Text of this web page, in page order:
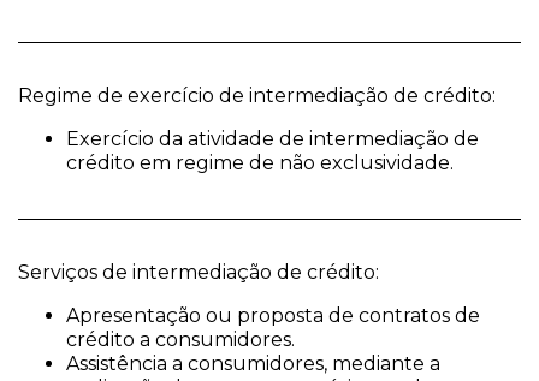
Regime de exercício de intermediação de crédito:
Exercício da atividade de intermediação de
crédito em regime de não exclusividade.
Serviços de intermediação de crédito:
Apresentação ou proposta de contratos de
crédito a consumidores.
Assistência a consumidores, mediante a